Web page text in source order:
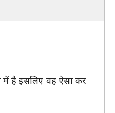
है इसलिए वह ऐसा कर